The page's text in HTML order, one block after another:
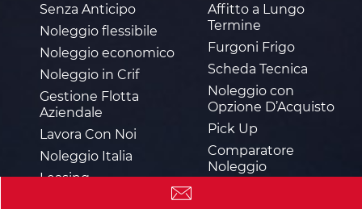
Senza Anticipo
Noleggio flessibile
Noleggio economico
Noleggio in Crif
Gestione Flotta
Aziendale
Lavora Con Noi
Noleggio Italia
Leasing
Finanziamento Auto
Affitto a Lungo
Termine
Furgoni Frigo
Scheda Tecnica
Noleggio con
Opzione D’Acquisto
Pick Up
Comparatore
Noleggio